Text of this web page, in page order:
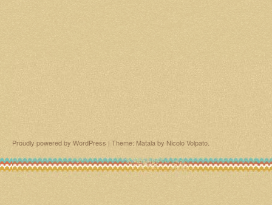
Proudly powered by WordPress | Theme: Matala by Nicolo Volpato